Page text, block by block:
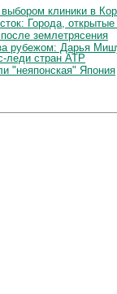
клиники в
Города,
землетрясения
рубежом: Дарья
леди стран АТР
"неяпонская" Япония